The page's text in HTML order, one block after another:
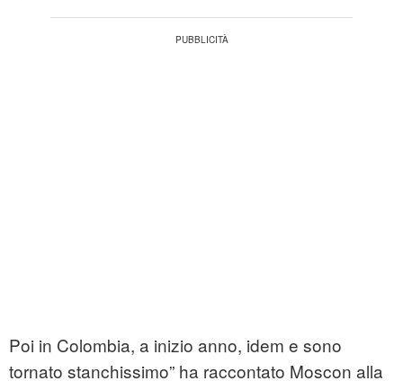
Poi in Colombia, a inizio anno, idem e sono
tornato stanchissimo” ha raccontato Moscon alla